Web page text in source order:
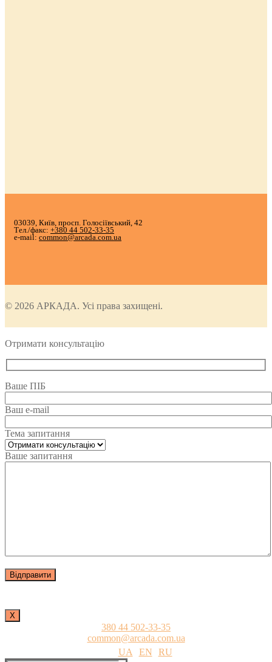
03039, Київ, просп. Голосіївський, 42
Тел./факс: +380 44 502-33-35
e-mail: common@arcada.com.ua
© 2026 АРКАДА. Усі права захищені.
Отримати консультацію
Ваше ПІБ
Ваш e-mail
Тема запитання
Ваше запитання
Х
380 44 502-33-35
common@arcada.com.ua
UA
EN
RU